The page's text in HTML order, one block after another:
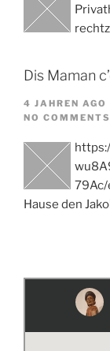
Dis Maman
4 JAHREN AGO
NO COMMENTS
79Ac/
Hause den